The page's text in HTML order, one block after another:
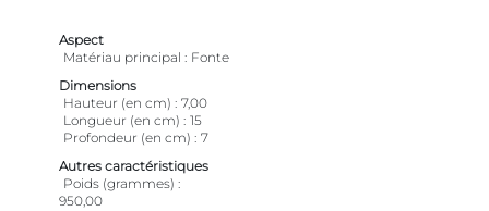
Aspect
Matériau principal
Fonte
Dimensions
Hauteur (en cm)
7,00
Longueur (en cm)
15
Profondeur (en cm)
7
Autres caractéristiques
Poids (grammes)
950,00